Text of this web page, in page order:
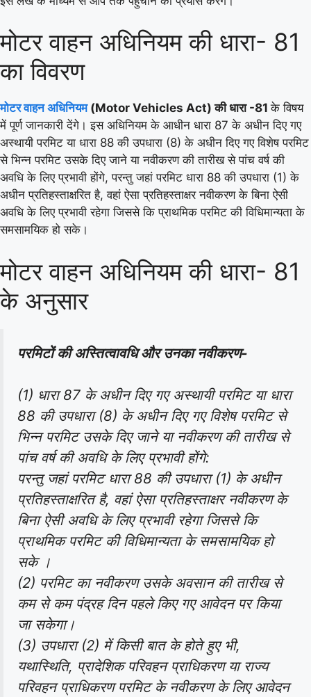
मोटर वाहन अधिनियम की धारा- 81
का विवरण
मोटर वाहन अधिनियम(Motor Vehicles Act) की धारा -81के विषय
में पूर्ण जानकारी देंगे। इस अधिनियम के आधीन धारा 87 के अधीन दिए गए
अस्थायी परमिट या धारा 88 की उपधारा (8) के अधीन दिए गए विशेष परमिट
से भिन्न परमिट उसके दिए जाने या नवीकरण की तारीख से पांच वर्ष की
अवधि के लिए प्रभावी होंगे, परन्तु जहां परमिट धारा 88 की उपधारा (1) के
अधीन प्रतिहस्ताक्षरित है, वहां ऐसा प्रतिहस्ताक्षर नवीकरण के बिना ऐसी
अवधि के लिए प्रभावी रहेगा जिससे कि प्राथमिक परमिट की विधिमान्यता के
समसामयिक हो सके।
मोटर वाहन अधिनियम की धारा- 81
के अनुसार
परमिटों की अस्तित्वावधि और उनका नवीकरण-
(1) धारा 87 के अधीन दिए गए अस्थायी परमिट या धारा
88 की उपधारा (8) के अधीन दिए गए विशेष परमिट से
भिन्न परमिट उसके दिए जाने या नवीकरण की तारीख से
पांच वर्ष की अवधि के लिए प्रभावी होंगे:
परन्तु जहां परमिट धारा 88 की उपधारा (1) के अधीन
प्रतिहस्ताक्षरित है, वहां ऐसा प्रतिहस्ताक्षर नवीकरण के
बिना ऐसी अवधि के लिए प्रभावी रहेगा जिससे कि
प्राथमिक परमिट की विधिमान्यता के समसामयिक हो
सके ।
(2) परमिट का नवीकरण उसके अवसान की तारीख से
कम से कम पंद्रह दिन पहले किए गए आवेदन पर किया
जा सकेगा।
(3) उपधारा (2) में किसी बात के होते हुए भी,
यथास्थिति, प्रादेशिक परिवहन प्राधिकरण या राज्य
परिवहन प्राधिकरण परमिट के नवीकरण के लिए आवेदन